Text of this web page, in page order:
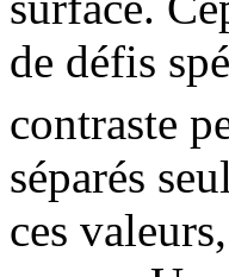
de défis
contraste
séparés
ces